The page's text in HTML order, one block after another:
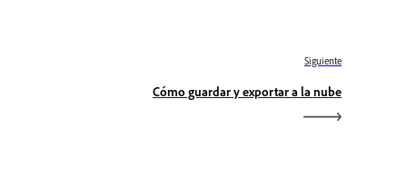
Siguiente
Cómo guardar y exportar a la nube